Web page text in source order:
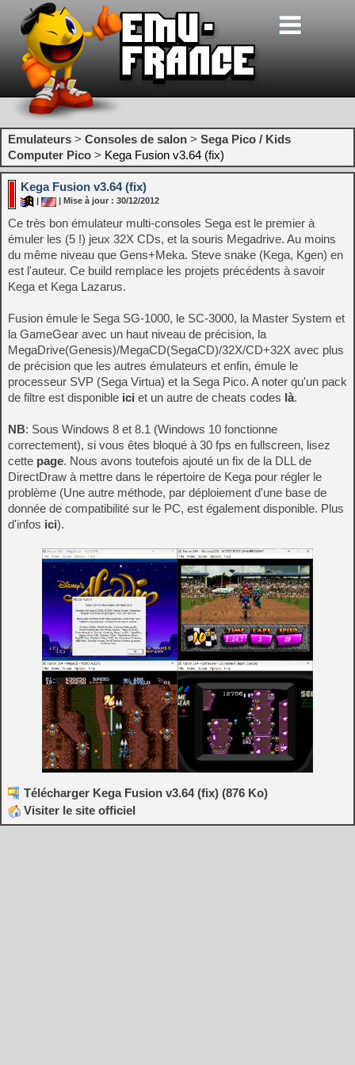
Emulateurs > Consoles de salon > Sega Pico / Kids
Computer Pico > Kega Fusion v3.64 (fix)
Kega Fusion v3.64 (fix)
| Mise à jour : 30/12/2012
Ce très bon émulateur multi-consoles Sega est le premier à
émuler les (5 !) jeux 32X CDs, et la souris Megadrive. Au moins
du même niveau que Gens+Meka. Steve snake (Kega, Kgen) en
est l'auteur. Ce build remplace les projets précédents à savoir
Kega et Kega Lazarus.
Fusion émule le Sega SG-1000, le SC-3000, la Master System et
la GameGear avec un haut niveau de précision, la
MegaDrive(Genesis)/MegaCD(SegaCD)/32X/CD+32X avec plus
de précision que les autres émulateurs et enfin, émule le
processeur SVP (Sega Virtua) et la Sega Pico. A noter qu'un pack
de filtre est disponible ici et un autre de cheats codes là.
NB: Sous Windows 8 et 8.1 (Windows 10 fonctionne
correctement), si vous êtes bloqué à 30 fps en fullscreen, lisez
cette page. Nous avons toutefois ajouté un fix de la DLL de
DirectDraw à mettre dans le répertoire de Kega pour régler le
problème (Une autre méthode, par déploiement d'une base de
donnée de compatibilité sur le PC, est également disponible. Plus
d'infos ici).
Télécharger Kega Fusion v3.64 (fix) (876 Ko)
Visiter le site officiel